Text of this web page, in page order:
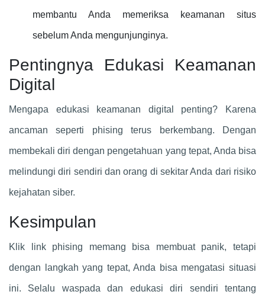
membantu Anda memeriksa keamanan situs
sebelum Anda mengunjunginya.
Pentingnya Edukasi Keamanan
Digital
Mengapa edukasi keamanan digital penting? Karena
ancaman seperti phising terus berkembang. Dengan
membekali diri dengan pengetahuan yang tepat, Anda bisa
melindungi diri sendiri dan orang di sekitar Anda dari risiko
kejahatan siber.
Kesimpulan
Klik link phising memang bisa membuat panik, tetapi
dengan langkah yang tepat, Anda bisa mengatasi situasi
ini. Selalu waspada dan edukasi diri sendiri tentang